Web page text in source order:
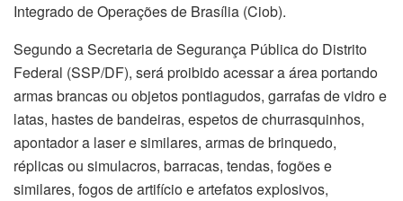
Integrado de Operações de Brasília (Ciob).
Segundo a Secretaria de Segurança Pública do Distrito
Federal (SSP/DF), será proibido acessar a área portando
armas brancas ou objetos pontiagudos, garrafas de vidro e
latas, hastes de bandeiras, espetos de churrasquinhos,
apontador a laser e similares, armas de brinquedo,
réplicas ou simulacros, barracas, tendas, fogões e
similares, fogos de artifício e artefatos explosivos,